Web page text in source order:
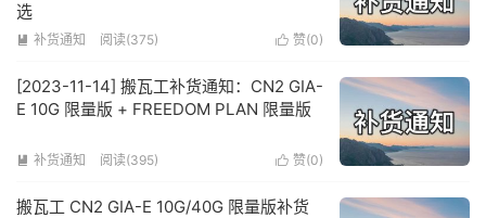
选
 补货通知 阅读(375)  赞(0)
[2023-11-14] 搬瓦工补货通知：CN2 GIA-
E 10G 限量版 + FREEDOM PLAN 限量版
 补货通知 阅读(395)  赞(0)
搬瓦工 CN2 GIA-E 10G/40G 限量版补货